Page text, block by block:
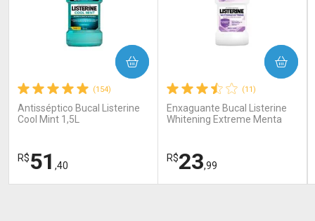
(154)
Antisséptico Bucal Listerine
Cool Mint 1,5L
R$51 ,40
COMPRAR
(11)
Enxaguante Bucal Listerine
Whitening Extreme Menta
R$23,99
COMPRAR